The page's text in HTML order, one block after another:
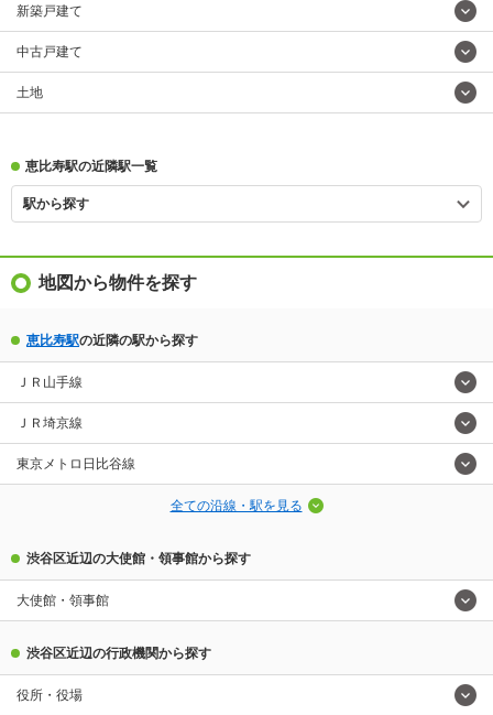
新築戸建て
中古戸建て
土地
恵比寿駅の近隣駅一覧
駅から探す
地図から物件を探す
恵比寿駅の近隣の駅から探す
ＪＲ山手線
ＪＲ埼京線
東京メトロ日比谷線
全ての沿線・駅を見る
渋谷区近辺の大使館・領事館から探す
大使館・領事館
渋谷区近辺の行政機関から探す
役所・役場